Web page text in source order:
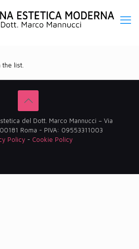
list.
del Dott. Marco Mannucci – Via
Roma - PIVA: 09553311003
Policy - Cookie Policy